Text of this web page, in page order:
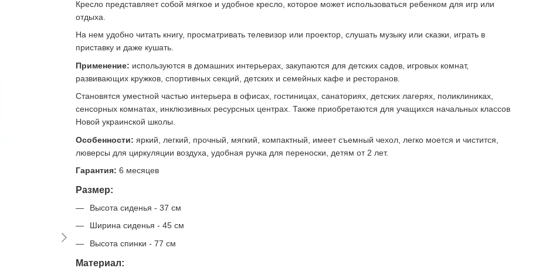
Кресло представляет собой мягкое и удобное кресло, которое может использоваться ребенком для игр или
отдыха.
На нем удобно читать книгу, просматривать телевизор или проектор, слушать музыку или сказки, играть в
приставку и даже кушать.
Применение: используются в домашних интерьерах, закупаются для детских садов, игровых комнат,
развивающих кружков, спортивных секций, детских и семейных кафе и ресторанов.
Становятся уместной частью интерьера в офисах, гостиницах, санаториях, детских лагерях, поликлиниках,
сенсорных комнатах, инклюзивных ресурсных центрах. Также приобретаются для учащихся начальных классов
Новой украинской школы.
Особенности: яркий, легкий, прочный, мягкий, компактный, имеет съемный чехол, легко моется и чистится,
люверсы для циркуляции воздуха, удобная ручка для переноски, детям от 2 лет.
Гарантия: 6 месяцев
Размер:
Высота сиденья - 37 см
Ширина сиденья - 45 см
Высота спинки - 77 см
Материал: